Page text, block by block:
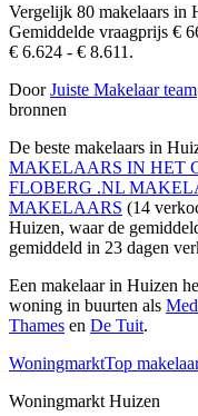
Vergelijk 80 makelaars in
Gemiddelde vraagprijs €
€ 6.624 - € 8.611.
DoorJuiste Makelaar team
bronnen
De beste makelaars in
MAKELAARS IN HET
FLOBERG .NL
MAKELAARS (14
Huizen, waar de
gemiddeld in 23 dagen
Een makelaar in Huizen
woning in buurten als
Thames en De Tuit.
WoningmarktTop
Woningmarkt Huizen